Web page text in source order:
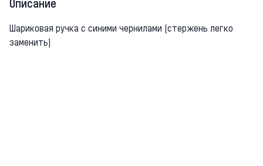
Описание
Шариковая ручка с синими чернилами (стержень легко
заменить)